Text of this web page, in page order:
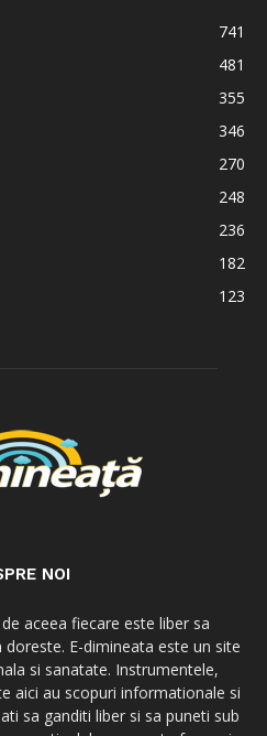
741
481
355
346
270
248
236
182
123
NOI
aceea fiecare este liber sa
doreste. E-dimineata este un site
si sanatate. Instrumentele,
aici au scopuri informationale si
sa ganditi liber si sa puneti sub